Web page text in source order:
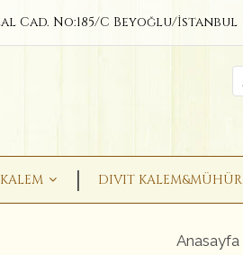
Cad. No:185/C Beyoğlu/İstanbul
KALEM DIVIT KALEM&MÜHÜR
Anasayfa